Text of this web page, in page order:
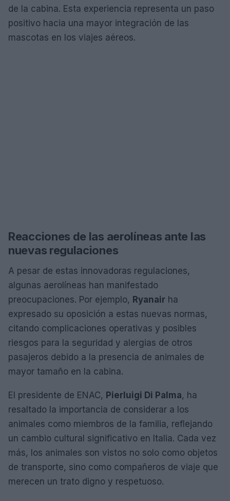
de la cabina. Esta experiencia representa un paso
positivo hacia una mayor integración de las
mascotas en los viajes aéreos.
Reacciones de las aerolíneas ante las
nuevas regulaciones
A pesar de estas innovadoras regulaciones,
algunas aerolíneas han manifestado
preocupaciones. Por ejemplo, Ryanair ha
expresado su oposición a estas nuevas normas,
citando complicaciones operativas y posibles
riesgos para la seguridad y alergias de otros
pasajeros debido a la presencia de animales de
mayor tamaño en la cabina.
El presidente de ENAC, Pierluigi Di Palma, ha
resaltado la importancia de considerar a los
animales como miembros de la familia, reflejando
un cambio cultural significativo en Italia. Cada vez
más, los animales son vistos no solo como objetos
de transporte, sino como compañeros de viaje que
merecen un trato digno y respetuoso.